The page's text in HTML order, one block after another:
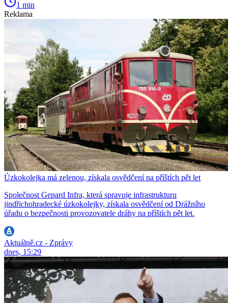
1 min
Reklama
Úzkokolejka má zelenou, získala osvědčení na příštích pět let
Společnost Gepard Infra, která spravuje infrastrukturu
jindřichohradecké úzkokolejky, získala osvědčení od Drážního
úřadu o bezpečnosti provozovatele dráhy na příštích pět let.
Aktuálně.cz - Zprávy
dnes, 15:29